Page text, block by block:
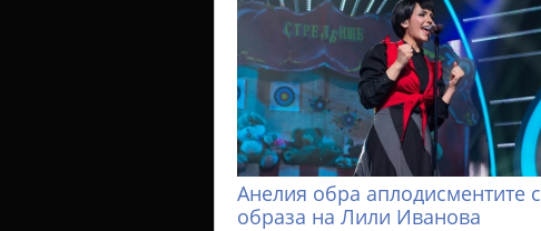
Анелия обра аплодисментите с
образа на Лили Иванова